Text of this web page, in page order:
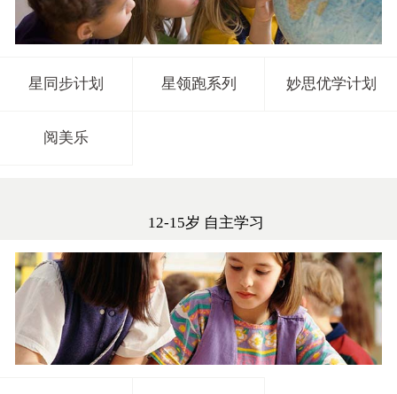
星同步计划 星领跑系列 妙思优学计划
阅美乐
12-15岁 自主学习